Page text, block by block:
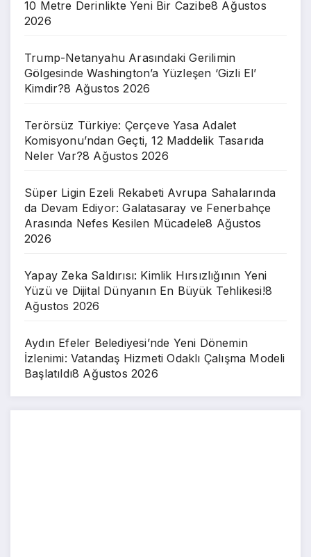
10 Metre Derinlikte Yeni Bir Cazibe8 Ağustos
2026
Trump-Netanyahu Arasındaki Gerilimin
Gölgesinde Washington’a Yüzleşen ‘Gizli El’
Kimdir?8 Ağustos 2026
Terörsüz Türkiye: Çerçeve Yasa Adalet
Komisyonu’ndan Geçti, 12 Maddelik Tasarıda
Neler Var?8 Ağustos 2026
Süper Ligin Ezeli Rekabeti Avrupa Sahalarında
da Devam Ediyor: Galatasaray ve Fenerbahçe
Arasında Nefes Kesilen Mücadele8 Ağustos
2026
Yapay Zeka Saldırısı: Kimlik Hırsızlığının Yeni
Yüzü ve Dijital Dünyanın En Büyük Tehlikesi!8
Ağustos 2026
Aydın Efeler Belediyesi’nde Yeni Dönemin
İzlenimi: Vatandaş Hizmeti Odaklı Çalışma Modeli
Başlatıldı8 Ağustos 2026